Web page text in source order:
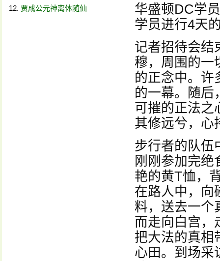
贾成公元神离体随仙
华盛顿DC学
学员进行4天
记者招待会结
穆，周围的一
的正念中。许
的一幕。随后
可摧的正法之
其修远兮，心
步行者的队伍
刚刚参加完
艳的黄T恤，
在路人中，向
料，送去一个
而走向白宫，
把大法的真相
心田。到场采